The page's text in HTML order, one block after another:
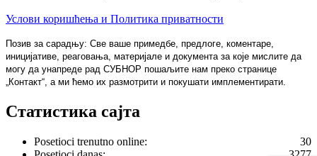
Услови коришћења и Политика приватности
Позив за сарадњу: Све ваше примедбе, предлоге, коментаре,
иницијативе, реаговања, материјале и документа за које мислите да
могу да унапреде рад СУБНОР пошаљите нам преко странице
„Контакт“, а ми ћемо их размотрити и покушати имплементирати.
Статистика сајта
30
Posetioci trenutno online: